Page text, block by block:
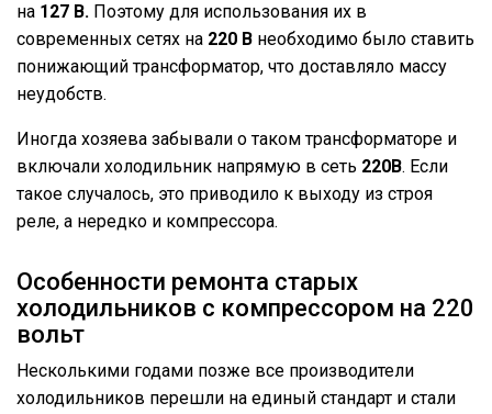
на 127 В. Поэтому для использования их в
современных сетях на 220 В необходимо было ставить
понижающий трансформатор, что доставляло массу
неудобств.
Иногда хозяева забывали о таком трансформаторе и
включали холодильник напрямую в сеть 220В. Если
такое случалось, это приводило к выходу из строя
реле, а нередко и компрессора.
Особенности ремонта старых
холодильников с компрессором на 220
вольт
Несколькими годами позже все производители
холодильников перешли на единый стандарт и стали